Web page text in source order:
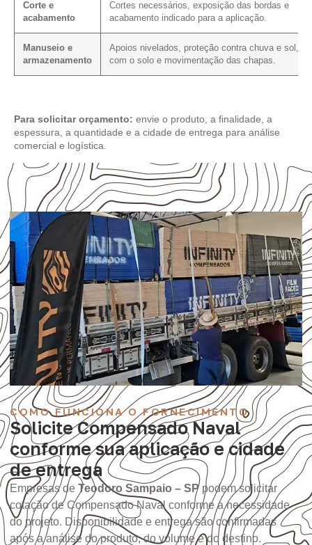
Corte e
acabamento
Cortes necessários, exposição das bordas e
acabamento indicado para a aplicação.
Manuseio e
armazenamento
Apoios nivelados, proteção contra chuva e sol,
com o solo e movimentação das chapas.
Para solicitar orçamento: envie o produto, a finalidade, a
espessura, a quantidade e a cidade de entrega para análise
comercial e logística.
COMO FUNCIONA O FORNECIMENTO
Solicite Compensado Naval
conforme sua aplicação e cidade
de entrega
Empresas de Teodoro Sampaio – SPpodem solicitar
cotação de Compensado Naval conforme a necessidade
do projeto. Disponibilidade e entrega são confirmadas
após a análise do produto, do volume e do destino.